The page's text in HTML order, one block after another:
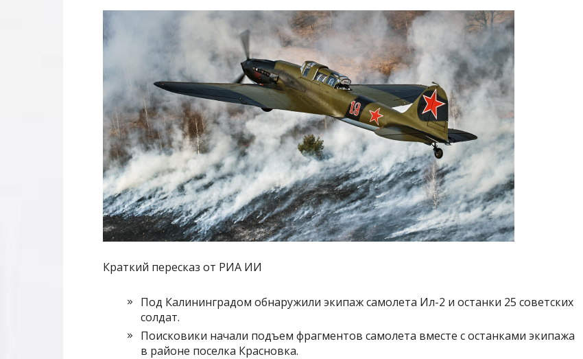
Краткий пересказ от РИА ИИ
Под Калининградом обнаружили экипаж самолета Ил-2 и останки 25 советских
солдат.
Поисковики начали подъем фрагментов самолета вместе с останками экипажа
в районе поселка Красновка.